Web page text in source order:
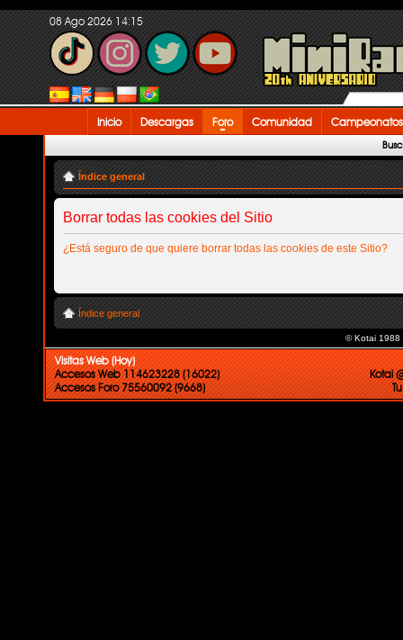
08 Ago 2026 14:15
Inicio Descargas Foro Comunidad Campeonatos
Índice general
Borrar todas las cookies del Sitio
¿Está seguro de que quiere borrar todas las cookies de este Sitio?
Índice general
© Kotai 1988
Visitas Web (Hoy)
Accesos Web 114623228 (16022)
Accesos Foro 75560092 (9668)
Kotai